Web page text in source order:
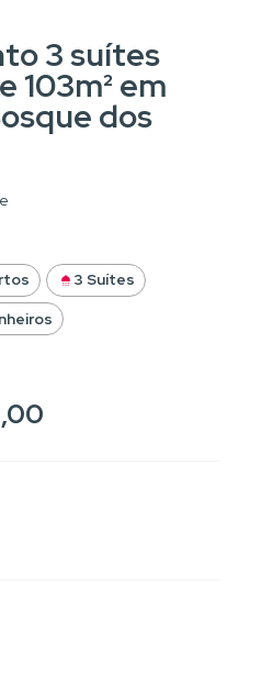
3 suítes
103m² em
dos
3 Suítes